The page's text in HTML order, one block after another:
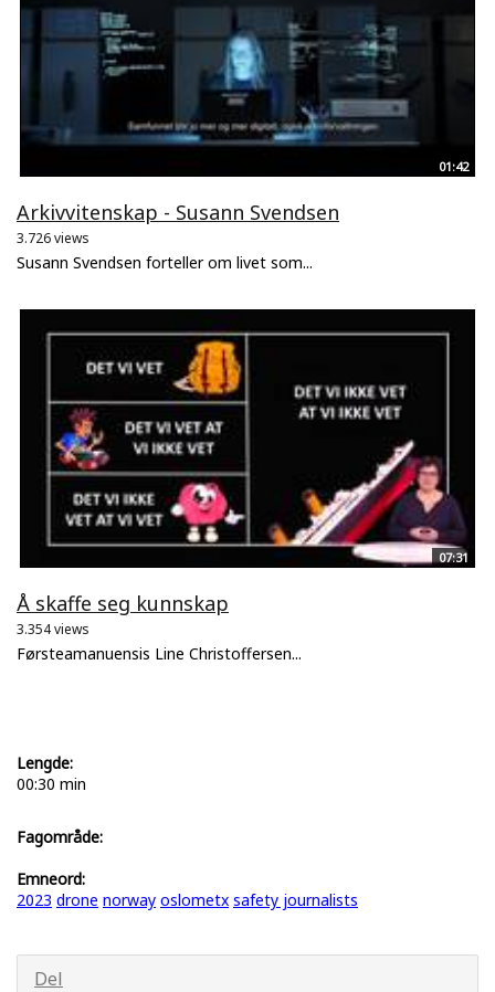
01:42
Arkivvitenskap - Susann Svendsen
3.726 views
Susann Svendsen forteller om livet som...
07:31
Å skaffe seg kunnskap
3.354 views
Førsteamanuensis Line Christoffersen...
Lengde:
00:30 min
Fagområde:
Emneord:
2023 drone norway oslometx safety journalists
Del